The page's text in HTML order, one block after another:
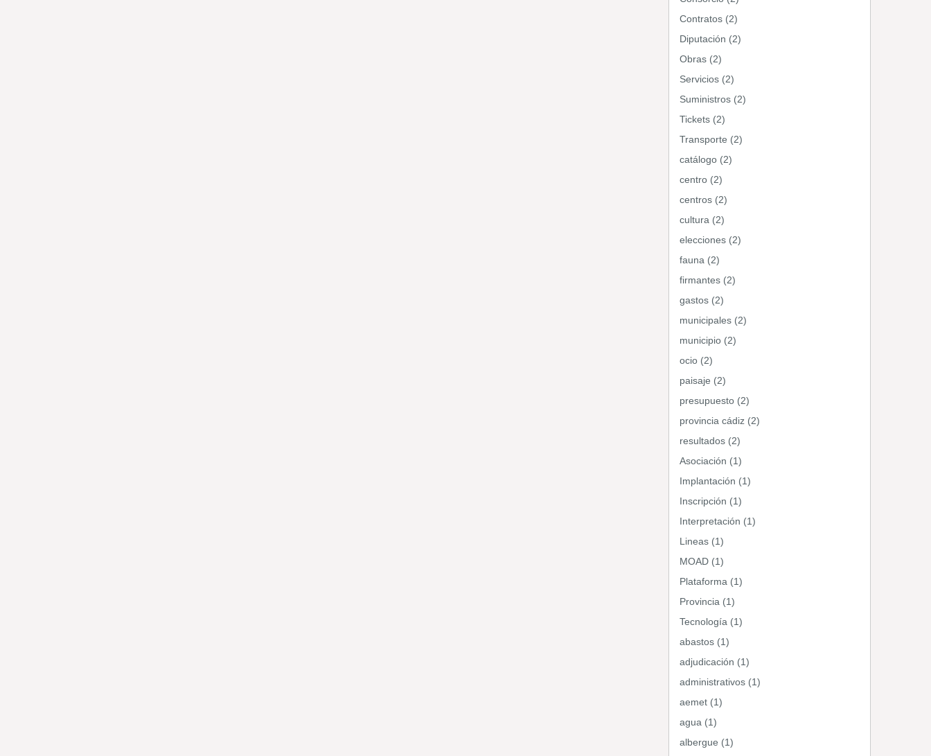
Contratos (2)
Diputación (2)
Obras (2)
Servicios (2)
Suministros (2)
Tickets (2)
Transporte (2)
catálogo (2)
centro (2)
centros (2)
cultura (2)
elecciones (2)
fauna (2)
firmantes (2)
gastos (2)
municipales (2)
municipio (2)
ocio (2)
paisaje (2)
presupuesto (2)
provincia cádiz (2)
resultados (2)
Asociación (1)
Implantación (1)
Inscripción (1)
Interpretación (1)
Lineas (1)
MOAD (1)
Plataforma (1)
Provincia (1)
Tecnología (1)
abastos (1)
adjudicación (1)
administrativos (1)
aemet (1)
agua (1)
albergue (1)